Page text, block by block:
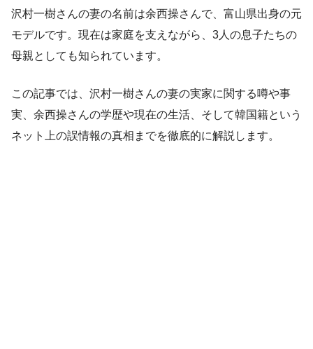
沢村一樹さんの妻の名前は余西操さんで、富山県出身の元
モデルです。現在は家庭を支えながら、3人の息子たちの
母親としても知られています。
この記事では、沢村一樹さんの妻の実家に関する噂や事
実、余西操さんの学歴や現在の生活、そして韓国籍という
ネット上の誤情報の真相までを徹底的に解説します。